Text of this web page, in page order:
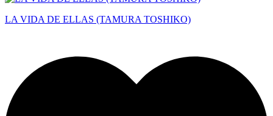
LA VIDA DE ELLAS (TAMURA TOSHIKO)